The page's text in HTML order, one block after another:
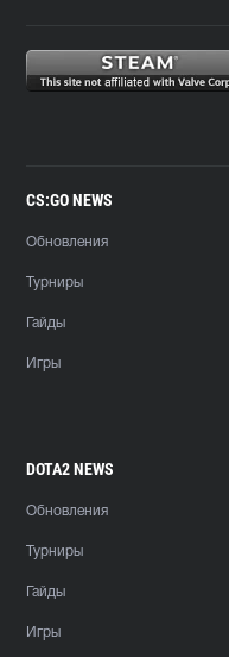
CS:GO NEWS
Обновления
Турниры
Гайды
Игры
DOTA2 NEWS
Обновления
Турниры
Гайды
Игры